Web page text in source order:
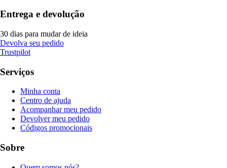
Entrega e devolução
30 dias para mudar de ideia
Devolva seu pedido
Trustpilot
Serviços
Minha conta
Centro de ajuda
Acompanhar meu pedido
Devolver meu pedido
Códigos promocionais
Sobre